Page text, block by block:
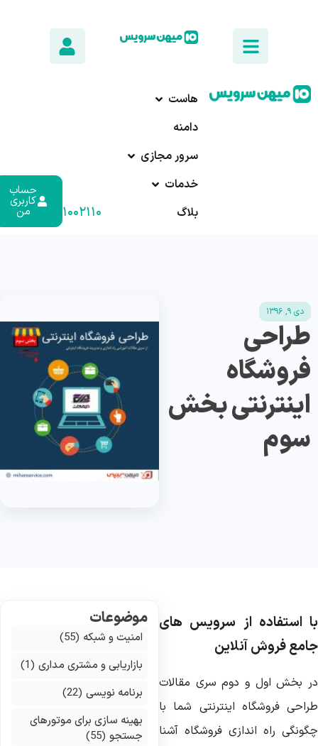
هاست
دامنه
سرور مجازی
خدمات
بلاگ
۰۱۷-۹۱۰۰۲۱۱۰
حساب
کاربری
من
دی ۹, ۱۳۹۶
طراحی
فروشگاه
اینترنتی بخش
سوم
استفاده از سرویس های
فروش آنلاین
بخش اول و دوم سری مقالات
فروشگاه اینترنتی شما با
راه اندازی فروشگاه آشنا
موضوعات
امنیت و شبکه(55)
بازاریابی و مشتری مداری(1)
برنامه نویسی(22)
بهینه سازی برای موتورهای
جستجو(55)